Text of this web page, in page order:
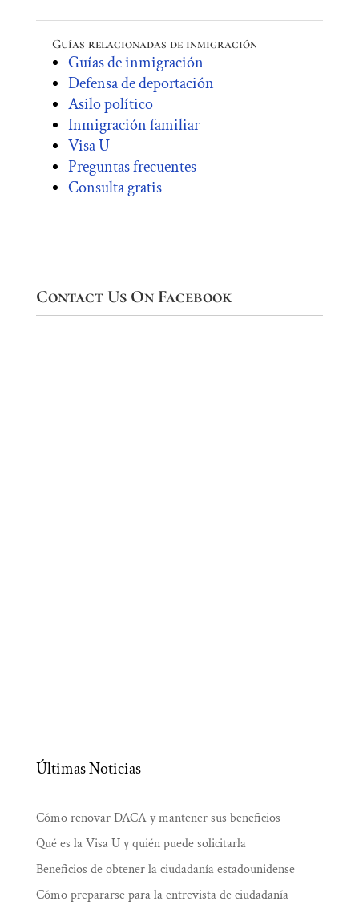
Guías relacionadas de inmigración
Guías de inmigración
Defensa de deportación
Asilo político
Inmigración familiar
Visa U
Preguntas frecuentes
Consulta gratis
Contact Us On Facebook
Últimas Noticias
Cómo renovar DACA y mantener sus beneficios
Qué es la Visa U y quién puede solicitarla
Beneficios de obtener la ciudadanía estadounidense
Cómo prepararse para la entrevista de ciudadanía